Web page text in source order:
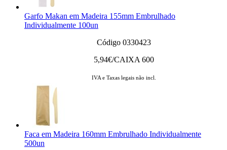
Garfo Makan em Madeira 155mm Embrulhado
Individualmente 100un
Código 0330423
5,94€/CAIXA 600
IVA e Taxas legais não incl.
Faca em Madeira 160mm Embrulhado Individualmente
500un